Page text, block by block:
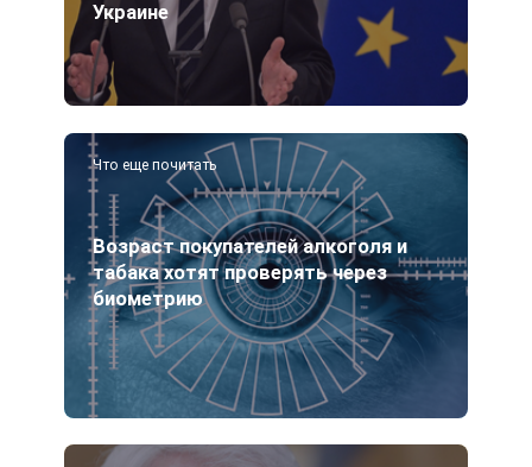
Украине
Что еще почитать
Возраст покупателей алкоголя и
табака хотят проверять через
биометрию